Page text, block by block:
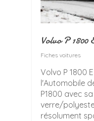
Volvo P 1800
Fiches voitures
Volvo P 1800
l'Automobile
P1800 avec
verre/
résolument